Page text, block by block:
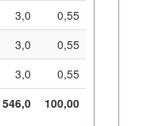
3,0
0,55
3,0
0,55
3,0
0,55
546,0
100,00